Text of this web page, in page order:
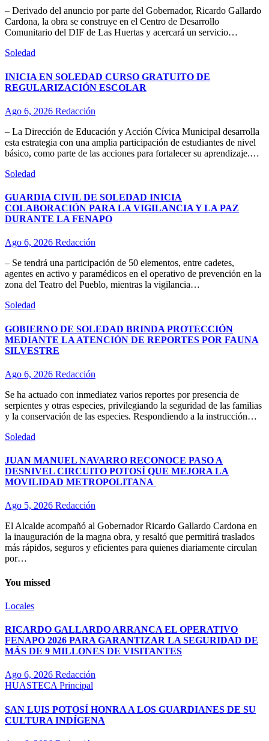
– Derivado del anuncio por parte del Gobernador, Ricardo Gallardo
Cardona, la obra se construye en el Centro de Desarrollo
Comunitario del DIF de Las Huertas y acercará un servicio…
Soledad
INICIA EN SOLEDAD CURSO GRATUITO DE
REGULARIZACIÓN ESCOLAR
Ago 6, 2026 Redacción
– La Dirección de Educación y Acción Cívica Municipal desarrolla
esta estrategia con una amplia participación de estudiantes de nivel
básico, como parte de las acciones para fortalecer su aprendizaje.…
Soledad
GUARDIA CIVIL DE SOLEDAD INICIA
COLABORACIÓN PARA LA VIGILANCIA Y LA PAZ
DURANTE LA FENAPO
Ago 6, 2026 Redacción
– Se tendrá una participación de 50 elementos, entre cadetes,
agentes en activo y paramédicos en el operativo de prevención en la
zona del Teatro del Pueblo, mientras la vigilancia…
Soledad
GOBIERNO DE SOLEDAD BRINDA PROTECCIÓN
MEDIANTE LA ATENCIÓN DE REPORTES POR FAUNA
SILVESTRE
Ago 6, 2026 Redacción
Se ha actuado con inmediatez varios reportes por presencia de
serpientes y otras especies, privilegiando la seguridad de las familias
y la conservación de las especies. Respondiendo a la instrucción…
Soledad
JUAN MANUEL NAVARRO RECONOCE PASO A
DESNIVEL CIRCUITO POTOSÍ QUE MEJORA LA
MOVILIDAD METROPOLITANA
Ago 5, 2026 Redacción
El Alcalde acompañó al Gobernador Ricardo Gallardo Cardona en
la inauguración de la magna obra, y resaltó que permitirá traslados
más rápidos, seguros y eficientes para quienes diariamente circulan
por…
You missed
Locales
RICARDO GALLARDO ARRANCA EL OPERATIVO
FENAPO 2026 PARA GARANTIZAR LA SEGURIDAD DE
MÁS DE 9 MILLONES DE VISITANTES
Ago 6, 2026 Redacción
HUASTECAPrincipal
SAN LUIS POTOSÍ HONRA A LOS GUARDIANES DE SU
CULTURA INDÍGENA